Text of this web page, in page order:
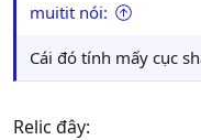
muitit nói:
Cái đó tính mấy cục
Relic đây: